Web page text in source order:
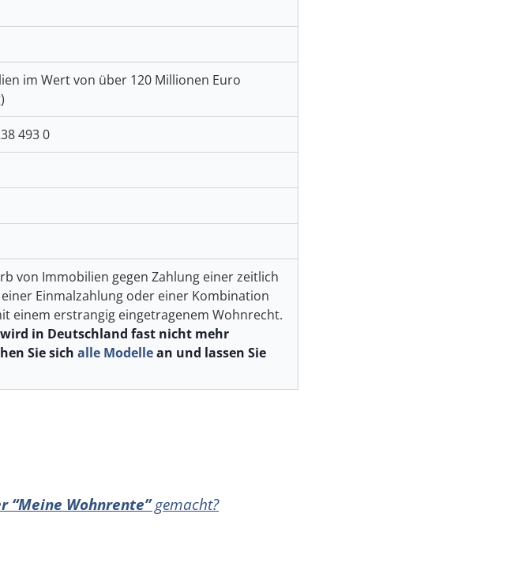
im Wert von über 120 Millionen Euro
493 0
von Immobilien gegen Zahlung einer zeitlich
Einmalzahlung oder einer Kombination
einem erstrangig eingetragenem Wohnrecht.
wird in Deutschland fast nicht mehr
Sie sich alle Modellean und lassen Sie
“Meine Wohnrente”gemacht?